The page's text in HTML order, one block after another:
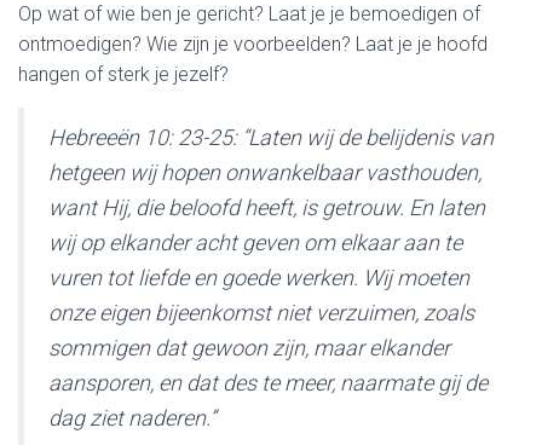
Op wat of wie ben je gericht? Laat je je bemoedigen of
ontmoedigen? Wie zijn je voorbeelden? Laat je je hoofd
hangen of sterk je jezelf?
Hebreeën 10: 23-25: “Laten wij de belijdenis van
hetgeen wij hopen onwankelbaar vasthouden,
want Hij, die beloofd heeft, is getrouw. En laten
wij op elkander acht geven om elkaar aan te
vuren tot liefde en goede werken. Wij moeten
onze eigen bijeenkomst niet verzuimen, zoals
sommigen dat gewoon zijn, maar elkander
aansporen, en dat des te meer, naarmate gij de
dag ziet naderen.”